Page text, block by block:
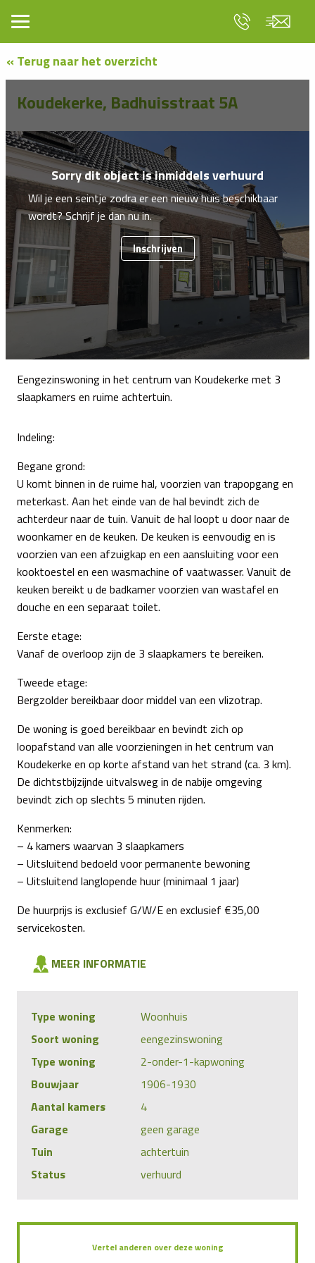
« Terug naar het overzicht
Sorry dit object is inmiddels verhuurd
Wil je een seintje zodra er een nieuw huis beschikbaar
wordt? Schrijf je dan nu in.
Inschrijven
Koudekerke, Badhuisstraat 5A
Eengezinswoning in het centrum van Koudekerke met 3
slaapkamers en ruime achtertuin.
Indeling:
Begane grond:
U komt binnen in de ruime hal, voorzien van trapopgang en
meterkast. Aan het einde van de hal bevindt zich de
achterdeur naar de tuin. Vanuit de hal loopt u door naar de
woonkamer en de keuken. De keuken is eenvoudig en is
voorzien van een afzuigkap en een aansluiting voor een
kooktoestel en een wasmachine of vaatwasser. Vanuit de
keuken bereikt u de badkamer voorzien van wastafel en
douche en een separaat toilet.
Eerste etage:
Vanaf de overloop zijn de 3 slaapkamers te bereiken.
Tweede etage:
Bergzolder bereikbaar door middel van een vlizotrap.
De woning is goed bereikbaar en bevindt zich op
loopafstand van alle voorzieningen in het centrum van
Koudekerke en op korte afstand van het strand (ca. 3 km).
De dichtstbijzijnde uitvalsweg in de nabije omgeving
bevindt zich op slechts 5 minuten rijden.
Kenmerken:
– 4 kamers waarvan 3 slaapkamers
– Uitsluitend bedoeld voor permanente bewoning
– Uitsluitend langlopende huur (minimaal 1 jaar)
De huurprijs is exclusief G/W/E en exclusief €35,00
servicekosten.
MEER INFORMATIE
Type woning
Woonhuis
Soort woning
eengezinswoning
Type woning
2-onder-1-kapwoning
Bouwjaar
1906-1930
Aantal kamers
4
Garage
geen garage
Tuin
achtertuin
Status
verhuurd
Vertel anderen over deze woning